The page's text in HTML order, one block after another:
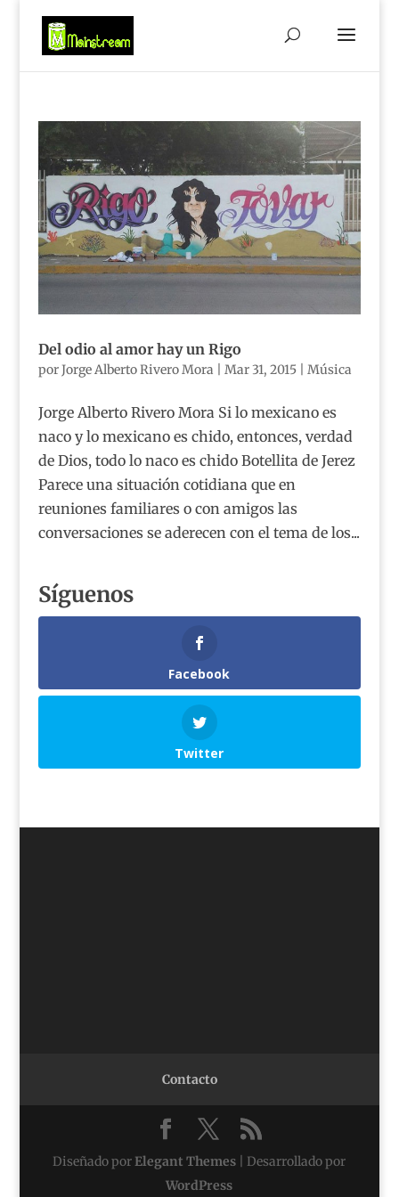
Del odio al amor hay un Rigo
porJorge Alberto Rivero Mora Mar 31, 2015| Música
Jorge Alberto Rivero Mora Si lo mexicano es
naco y lo mexicano es chido, entonces, verdad
de Dios, todo lo naco es chido Botellita de Jerez
Parece una situación cotidiana que en
reuniones familiares o con amigos las
conversaciones se aderecen con el tema de los...
Síguenos
Facebook
Twitter
Contacto
Diseñado porElegant Themes | Desarrollado por
WordPress